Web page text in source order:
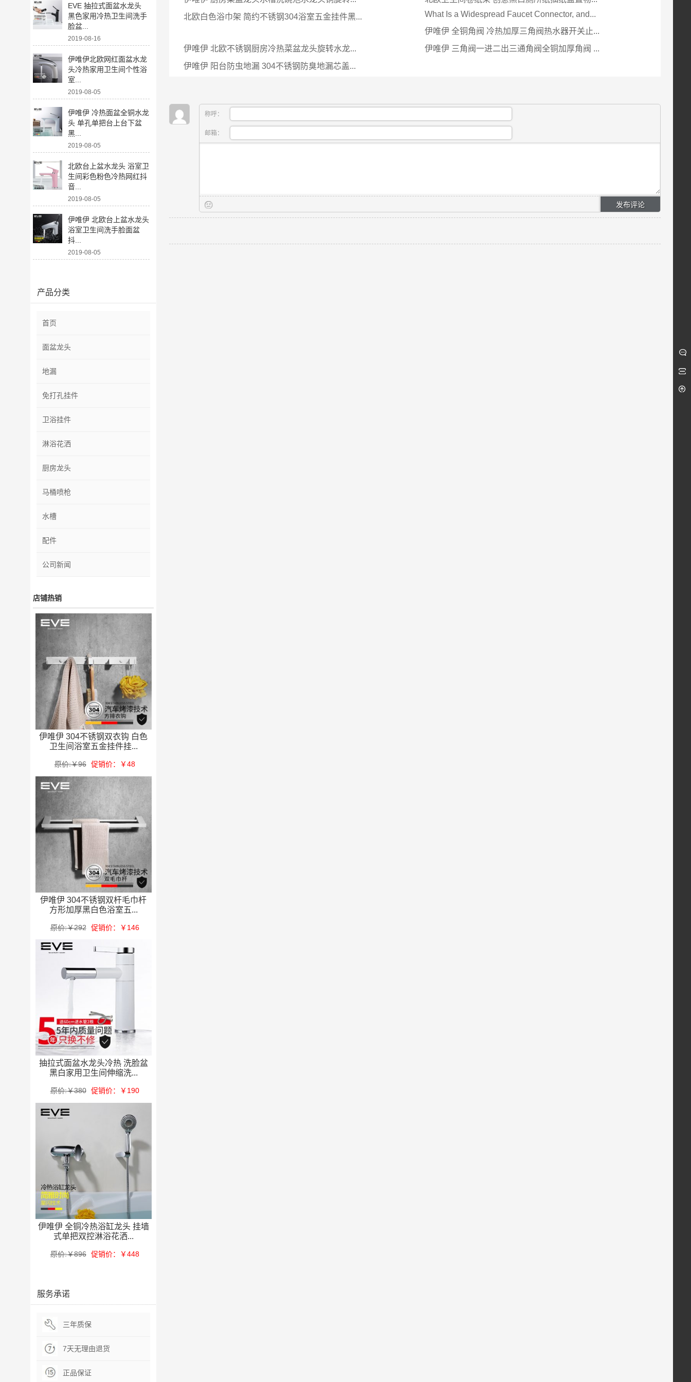
北欧白色浴巾架 简约不锈钢304浴室五金挂件黑...
What Is a Widespread Faucet Connector, and...
伊唯伊 全铜角阀 冷热加厚三角阀热水器开关止...
伊唯伊 北欧不锈钢厨房冷热菜盆龙头旋转水龙...
伊唯伊 三角阀一进二出三通角阀全铜加厚角阀 ...
伊唯伊 阳台防虫地漏 304不锈钢防臭地漏芯盖...
称呼：
邮箱：
EVE 抽拉式面盆水龙头
黑色家用冷热卫生间洗手
脸盆...
2019-08-16
伊唯伊北欧网红面盆水龙
头冷热家用卫生间个性浴
室...
2019-08-05
伊唯伊 冷热面盆全铜水龙
头 单孔单把台上台下盆
黑...
2019-08-05
北欧台上盆水龙头 浴室卫
生间彩色粉色冷热网红抖
音...
2019-08-05
伊唯伊 北欧台上盆水龙头
浴室卫生间洗手脸面盆
抖...
2019-08-05
产品分类
首页
面盆龙头
地漏
免打孔挂件
卫浴挂件
淋浴花洒
厨房龙头
马桶喷枪
水槽
配件
公司新闻
店铺热销
伊唯伊 304不锈钢双衣钩 白色
卫生间浴室五金挂件挂...
原价:￥96 促销价：￥48
伊唯伊 304不锈钢双杆毛巾杆
方形加厚黑白色浴室五...
原价:￥292 促销价：￥146
抽拉式面盆水龙头冷热 洗脸盆
黑白家用卫生间伸缩洗...
原价:￥380 促销价：￥190
伊唯伊 全铜冷热浴缸龙头 挂墙
式单把双控淋浴花洒...
原价:￥896 促销价：￥448
服务承诺
三年质保
7天无理由退货
正品保证